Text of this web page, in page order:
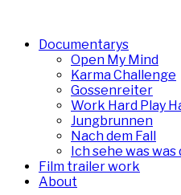
Documentarys
Open My Mind
Karma Challenge
Gossenreiter
Work Hard Play
Jungbrunnen
Nach dem Fall
Ich sehe was
Film trailer work
About